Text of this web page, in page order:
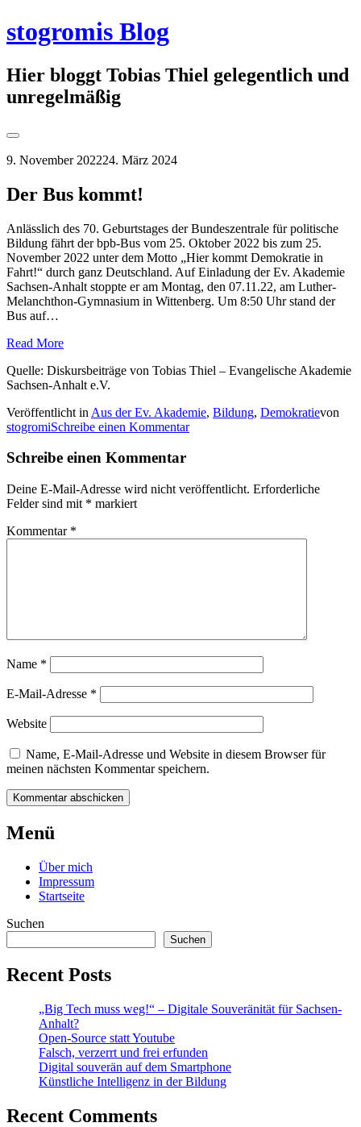
Springe
zum
stogromis Blog
Hier bloggt Tobias Thiel gelegentlich und
unregelmäßig
Seitenleiste
9. November 202224. März 2024
Der Bus kommt!
Anlässlich des 70. Geburtstages der Bundeszentrale für politische
Bildung fährt der bpb-Bus vom 25. Oktober 2022 bis zum 25.
November 2022 unter dem Motto „Hier kommt Demokratie in
Fahrt!“ durch ganz Deutschland. Auf Einladung der Ev. Akademie
Sachsen-Anhalt stoppte er am Montag, den 07.11.22, am Luther-
Melanchthon-Gymnasium in Wittenberg. Um 8:50 Uhr stand der
Bus auf…
Read More
Quelle: Diskursbeiträge von Tobias Thiel – Evangelische Akademie
Sachsen-Anhalt e.V.
Veröffentlicht in Aus der Ev. Akademie, Bildung, Demokratievon
stogromiSchreibe einen Kommentar
Schreibe einen Kommentar
Deine E-Mail-Adresse wird nicht veröffentlicht. Erforderliche
Felder sind mit * markiert
Kommentar *
Name *
E-Mail-Adresse *
Website
Name, E-Mail-Adresse und Website in diesem Browser für
meinen nächsten Kommentar speichern.
Beitrags-
←Digitalisierung
und
Zukunft
Demokratie
Storytelling
und
Menü
Über mich
Impressum
Startseite
Suchen
Suchen
Recent Posts
„Big Tech muss weg!“ – Digitale Souveränität für Sachsen-
Anhalt?
Open-Source statt Youtube
Falsch, verzerrt und frei erfunden
Digital souverän auf dem Smartphone
Künstliche Intelligenz in der Bildung
Recent Comments